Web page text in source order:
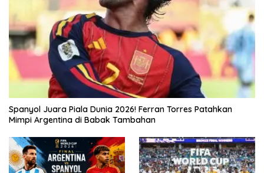
Spanyol Juara Piala Dunia 2026! Ferran Torres Patahkan
Mimpi Argentina di Babak Tambahan